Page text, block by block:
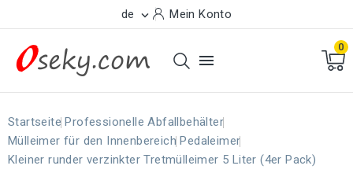
de  Mein Konto

0
Startseite Professionelle Abfallbehälter
Mülleimer für den Innenbereich Pedaleimer
Kleiner runder verzinkter Tretmülleimer 5 Liter (4er Pack)